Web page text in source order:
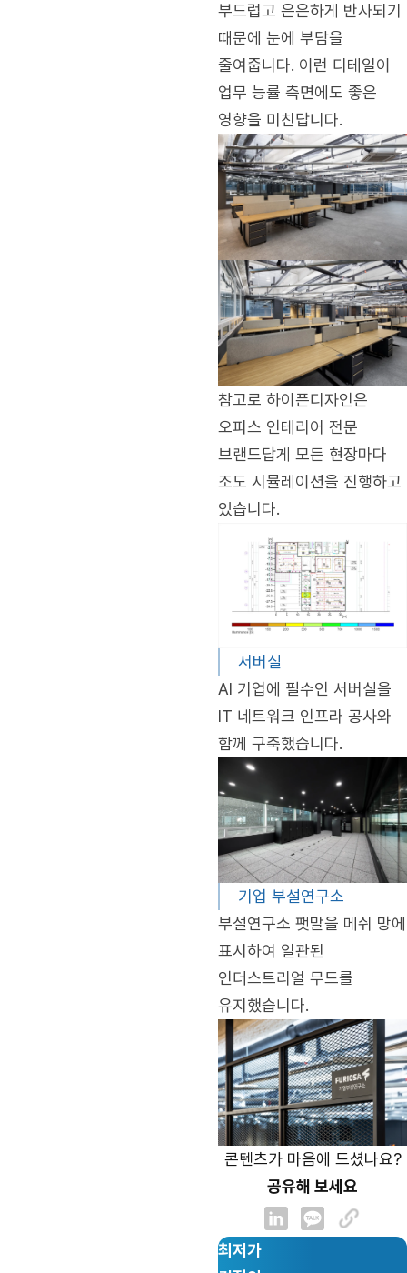
부드럽고 은은하게 반사되기
때문에 눈에 부담을
줄여줍니다. 이런 디테일이
업무 능률 측면에도 좋은
영향을 미친답니다.
참고로 하이픈디자인은
오피스 인테리어 전문
브랜드답게 모든 현장마다
조도 시뮬레이션을 진행하고
있습니다.
서버실
AI 기업에 필수인 서버실을
IT 네트워크 인프라 공사와
함께 구축했습니다.
기업 부설연구소
부설연구소 팻말을 메쉬 망에
표시하여 일관된
인더스트리얼 무드를
유지했습니다.
콘텐츠가 마음에 드셨나요?
공유해 보세요
최저가